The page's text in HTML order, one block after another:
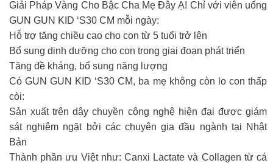
Giải Pháp Vàng Cho Bậc Cha Mẹ Đây Ạ! Chỉ với viên uống
GUN GUN KID ‘S30 CM mỗi ngày:
Hỗ trợ tăng chiều cao cho con từ 5 tuổi trở lên
Bổ sung dinh dưỡng cho con trong giai đoạn phát triển
Tăng đề kháng, bổ sung năng lượng
Có GUN GUN KID ‘S30 CM, ba mẹ không còn lo con thấp
còi:
Sản xuất trên dây chuyền công nghệ hiện đại được giám
sát nghiêm ngặt bởi các chuyên gia đầu ngành tại Nhật
Bản
Thành phần ưu Việt như: Canxi Lactate và Collagen từ cá